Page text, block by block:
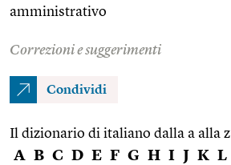
amministrativo
Correzioni e suggerimenti
Condividi
Il dizionario di italiano dalla a alla z
A B C D E F G H I J K L